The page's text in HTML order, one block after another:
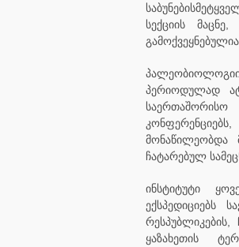
სექციის
პერიოდულად
მონაწილეობდა
ჩატარებულ
ინსტიტუტი
ექსპედიციებს
ყაზახეთის